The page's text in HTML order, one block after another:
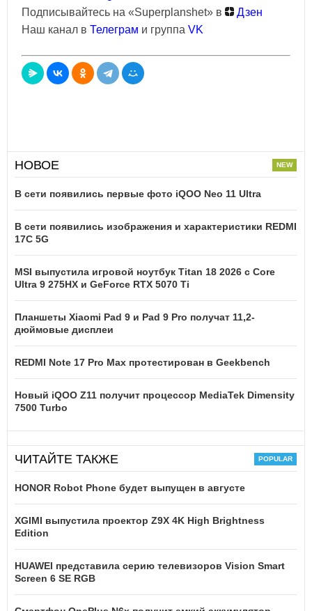
Подписывайтесь на «Superplanshet» в
Дзен
Наш канал в Телеграм и группа VK
НОВОЕ
В сети появились первые фото iQOO Neo 11 Ultra
В сети появились изображения и характеристики REDMI
17C 5G
MSI выпустила игровой ноутбук Titan 18 2026 с Core
Ultra 9 275HX и GeForce RTX 5070 Ti
Планшеты Xiaomi Pad 9 и Pad 9 Pro получат 11,2-
дюймовые дисплеи
REDMI Note 17 Pro Max протестирован в Geekbench
Новый iQOO Z11 получит процессор MediaTek Dimensity
7500 Turbo
ЧИТАЙТЕ ТАКЖЕ
HONOR Robot Phone будет выпущен в августе
XGIMI выпустила проектор Z9X 4K High Brightness
Edition
HUAWEI представила серию телевизоров Vision Smart
Screen 6 SE RGB